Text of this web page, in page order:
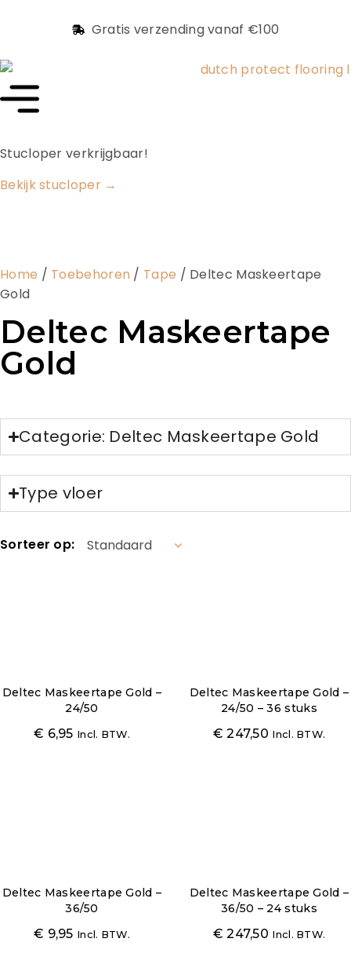
Gratis verzending vanaf €100
Stucloper verkrijgbaar!
Bekijk stucloper →
Home / Toebehoren / Tape / Deltec Maskeertape
Gold
Deltec Maskeertape
Gold
Categorie: Deltec Maskeertape Gold
Type vloer
Sorteer op:
Deltec Maskeertape Gold –
24/50
€ 6,95 Incl. BTW.
Deltec Maskeertape Gold –
24/50 – 36 stuks
€ 247,50 Incl. BTW.
Deltec Maskeertape Gold –
36/50
€ 9,95 Incl. BTW.
Deltec Maskeertape Gold –
36/50 – 24 stuks
€ 247,50 Incl. BTW.